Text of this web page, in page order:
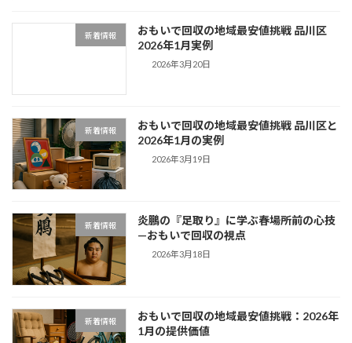
新着情報
おもいで回収の地域最安値挑戦 品川区
2026年1月実例
2026年3月20日
新着情報
おもいで回収の地域最安値挑戦 品川区と
2026年1月の実例
2026年3月19日
新着情報
炎鵬の『足取り』に学ぶ春場所前の心技
—おもいで回収の視点
2026年3月18日
新着情報
おもいで回収の地域最安値挑戦：2026年
1月の提供価値